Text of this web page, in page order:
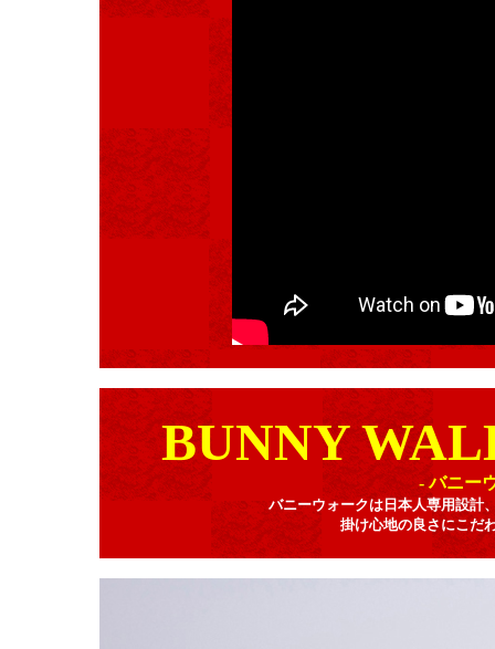
BUNNY
- バニー
バニーウォークは日本人専用設計
掛け心地の良さにこだ